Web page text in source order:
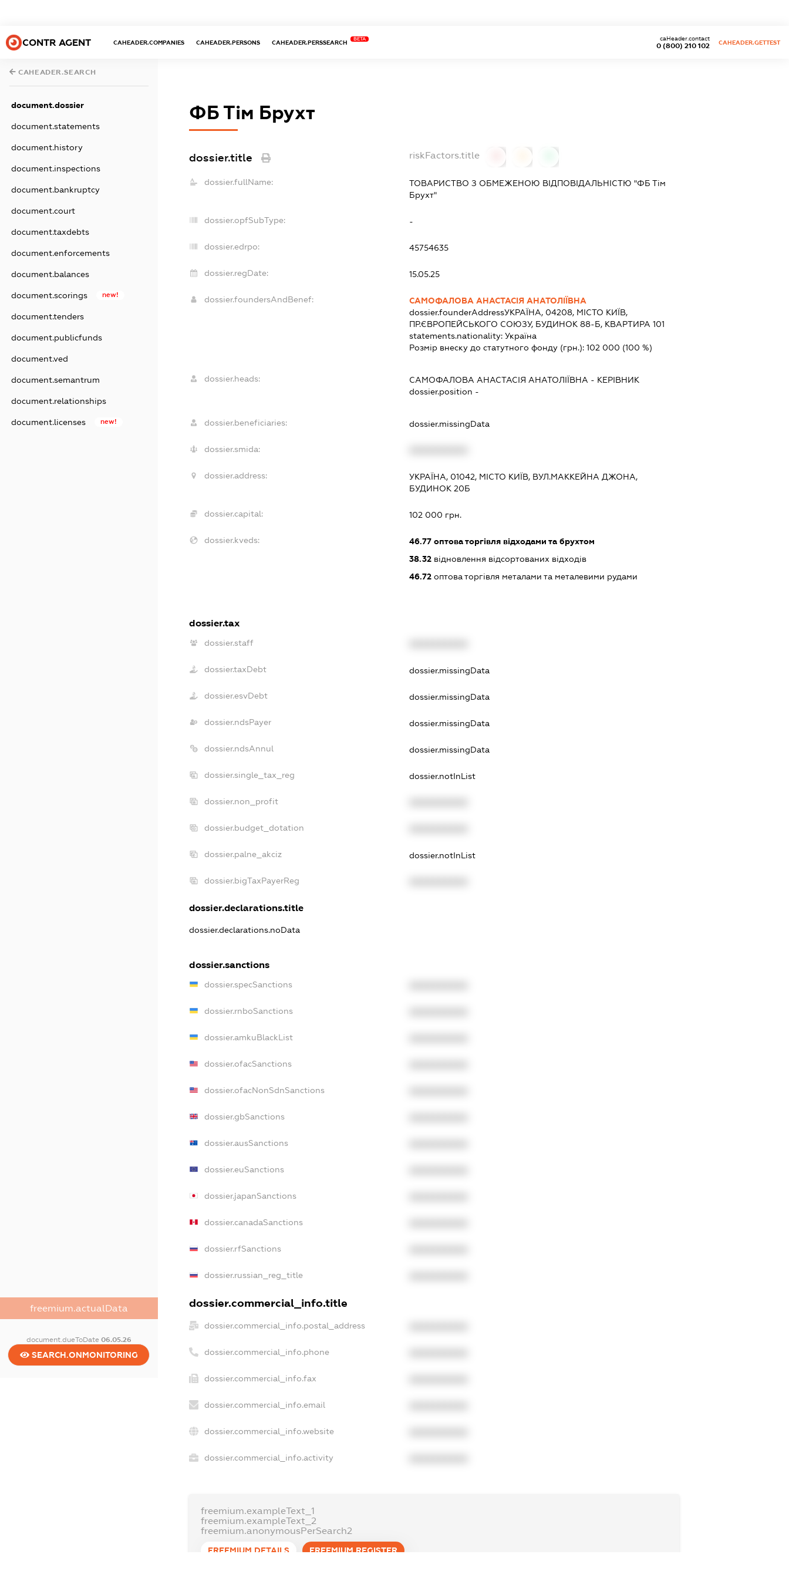
CONTR AGENT CAHEADER.COMPANIES CAHEADER.PERSONS CAHEADER.PERSSEARCH
BETA
0 (800) 210 102
caHeader.contact
CAHEADER.GETTEST
CAHEADER.SEARCH
document.dossier
document.statements
document.history
document.inspections
document.bankruptcy
document.court
document.taxdebts
document.enforcements
document.balances
document.scorings new!
document.tenders
document.publicfunds
document.ved
document.semantrum
document.relationships
document.licenses new!
freemium.actualData
document.dueToDate 06.05.26
SEARCH.ONMONITORING
ФБ Тім Брухт
dossier.title riskFactors.title
dossier.fullName:
ТОВАРИСТВО З ОБМЕЖЕНОЮ ВІДПОВІДАЛЬНІСТЮ "ФБ Тім
Брухт"
dossier.opfSubType: -
dossier.edrpo: 45754635
dossier.regDate: 15.05.25
dossier.foundersAndBenef:
САМОФАЛОВА АНАСТАСІЯ АНАТОЛІЇВНА
dossier.founderAddressУКРАЇНА, 04208, МІСТО КИЇВ,
ПР.ЄВРОПЕЙСЬКОГО СОЮЗУ, БУДИНОК 88-Б, КВАРТИРА 101
statements.nationality:Україна
Розмір внеску до статутного фонду (грн.):102 000 (100 %)
dossier.heads: САМОФАЛОВА АНАСТАСІЯ АНАТОЛІЇВНА - КЕРІВНИК
dossier.position -
dossier.beneficiaries: dossier.missingData
dossier.smida:
dossier.address:
УКРАЇНА, 01042, МІСТО КИЇВ, ВУЛ.МАККЕЙНА ДЖОНА,
БУДИНОК 20Б
dossier.capital: 102 000 грн.
dossier.kveds: 46.77 оптова торгівля відходами та брухтом
38.32 відновлення відсортованих відходів
46.72 оптова торгівля металами та металевими рудами
dossier.tax
dossier.staff
dossier.taxDebt dossier.missingData
dossier.esvDebt dossier.missingData
dossier.ndsPayer dossier.missingData
dossier.ndsAnnul dossier.missingData
dossier.single_tax_reg dossier.notInList
dossier.non_profit
dossier.budget_dotation
dossier.palne_akciz dossier.notInList
dossier.bigTaxPayerReg
dossier.declarations.title
dossier.declarations.noData
dossier.sanctions
dossier.specSanctions
dossier.rnboSanctions
dossier.amkuBlackList
dossier.ofacSanctions
dossier.ofacNonSdnSanctions
dossier.gbSanctions
dossier.ausSanctions
dossier.euSanctions
dossier.japanSanctions
dossier.canadaSanctions
dossier.rfSanctions
dossier.russian_reg_title
dossier.commercial_info.title
dossier.commercial_info.postal_address
dossier.commercial_info.phone
dossier.commercial_info.fax
dossier.commercial_info.email
dossier.commercial_info.website
dossier.commercial_info.activity
freemium.exampleText_1
freemium.exampleText_2
freemium.anonymousPerSearch2
FREEMIUM.DETAILS FREEMIUM.REGISTER